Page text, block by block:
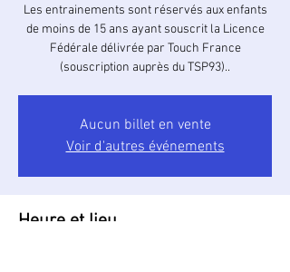
Les entrainements sont réservés aux enfants
de moins de 15 ans ayant souscrit la Licence
Fédérale délivrée par Touch France
(souscription auprès du TSP93)..
Aucun billet en vente
Voir d'autres événements
Heure et lieu